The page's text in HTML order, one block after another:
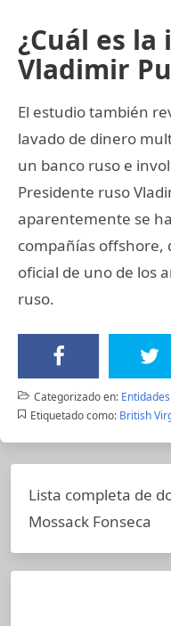
¿Cuál es
Vladimir
El estudio también
lavado de dinero
un banco ruso e
Presidente ruso
aparentemente se
compañías offshore,
oficial de uno de los
ruso.
Categorizado en: Entidades
Etiquetado como: British
Lista completa de
Mossack Fonseca